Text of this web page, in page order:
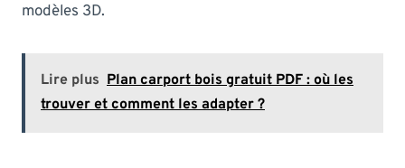
modèles 3D.
Lire plus Plan carport bois gratuit PDF : où les
trouver et comment les adapter ?